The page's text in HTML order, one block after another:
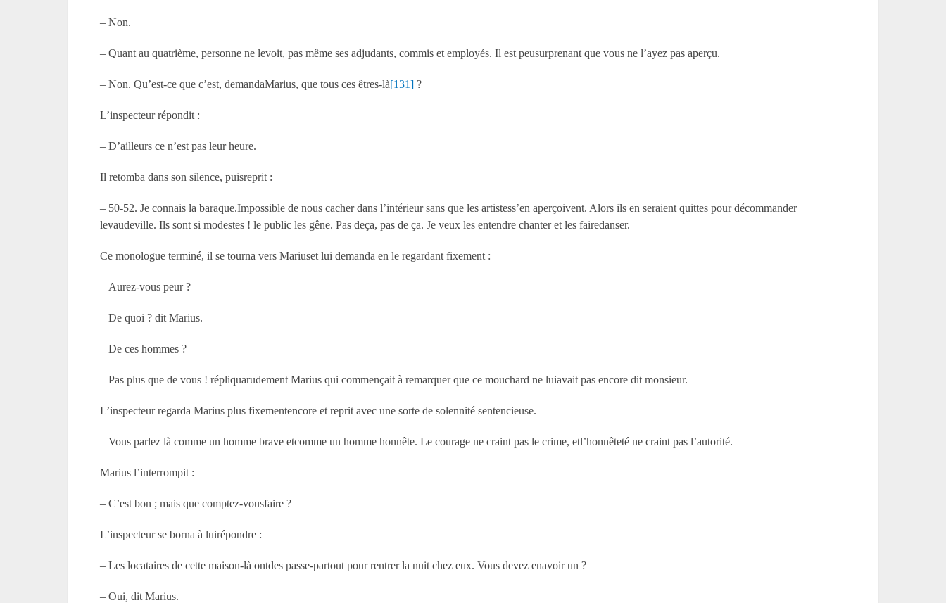
– Non.
– Quant au quatrième, personne ne levoit, pas même ses adjudants, commis et employés. Il est peusurprenant que vous ne l’ayez pas aperçu.
– Non. Qu’est-ce que c’est, demandaMarius, que tous ces êtres-là[131] ?
L’inspecteur répondit :
– D’ailleurs ce n’est pas leur heure.
Il retomba dans son silence, puisreprit :
– 50-52. Je connais la baraque.Impossible de nous cacher dans l’intérieur sans que les artistess’en aperçoivent. Alors ils en seraient quittes pour décommander
levaudeville. Ils sont si modestes ! le public les gêne. Pas deça, pas de ça. Je veux les entendre chanter et les fairedanser.
Ce monologue terminé, il se tourna vers Mariuset lui demanda en le regardant fixement :
– Aurez-vous peur ?
– De quoi ? dit Marius.
– De ces hommes ?
– Pas plus que de vous ! répliquarudement Marius qui commençait à remarquer que ce mouchard ne luiavait pas encore dit monsieur.
L’inspecteur regarda Marius plus fixementencore et reprit avec une sorte de solennité sentencieuse.
– Vous parlez là comme un homme brave etcomme un homme honnête. Le courage ne craint pas le crime, etl’honnêteté ne craint pas l’autorité.
Marius l’interrompit :
– C’est bon ; mais que comptez-vousfaire ?
L’inspecteur se borna à luirépondre :
– Les locataires de cette maison-là ontdes passe-partout pour rentrer la nuit chez eux. Vous devez enavoir un ?
– Oui, dit Marius.